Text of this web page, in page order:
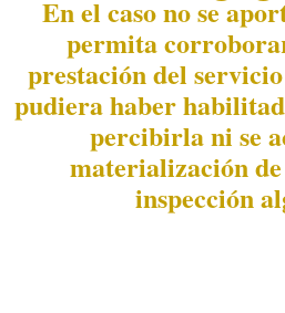
En el caso no se
permita
prestación del
pudiera haber
percibirla ni se
materialización
inspección